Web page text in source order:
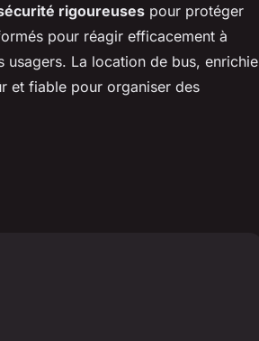
rigoureuses pour protéger
pour réagir efficacement à
La location de bus, enrichie
et fiable pour organiser des